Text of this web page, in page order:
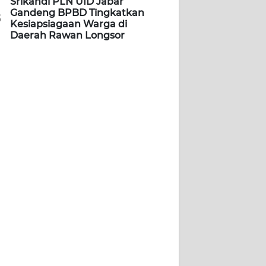
Gandeng BPBD Tingkatkan
Kesiapsiagaan Warga di
Daerah Rawan Longsor